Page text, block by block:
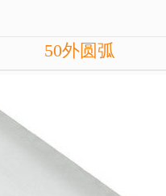
50外圆弧